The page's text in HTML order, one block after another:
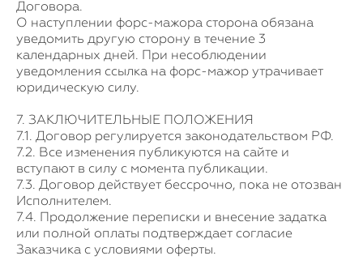
Договора.
О наступлении форс-мажора сторона обязана
уведомить другую сторону в течение 3
календарных дней. При несоблюдении
уведомления ссылка на форс-мажор утрачивает
юридическую силу.
7. ЗАКЛЮЧИТЕЛЬНЫЕ ПОЛОЖЕНИЯ
7.1. Договор регулируется законодательством РФ.
7.2. Все изменения публикуются на сайте и
вступают в силу с момента публикации.
7.3. Договор действует бессрочно, пока не отозван
Исполнителем.
7.4. Продолжение переписки и внесение задатка
или полной оплаты подтверждает согласие
Заказчика с условиями оферты.